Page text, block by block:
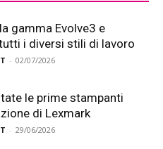
gamma Evolve3 e
i diversi stili di lavoro
- 02/07/2026
le prime stampanti
di Lexmark
- 29/06/2026